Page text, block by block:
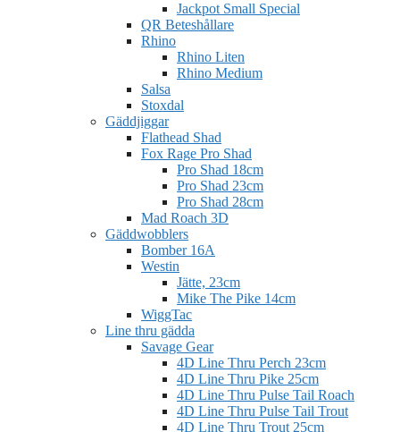
Jackpot Small Special
QR Beteshållare
Rhino
Rhino Liten
Rhino Medium
Salsa
Stoxdal
Gäddjiggar
Flathead Shad
Fox Rage Pro Shad
Pro Shad 18cm
Pro Shad 23cm
Pro Shad 28cm
Mad Roach 3D
Gäddwobblers
Bomber 16A
Westin
Jätte, 23cm
Mike The Pike 14cm
WiggTac
Line thru gädda
Savage Gear
4D Line Thru Perch 23cm
4D Line Thru Pike 25cm
4D Line Thru Pulse Tail Roach
4D Line Thru Pulse Tail Trout
4D Line Thru Trout 25cm